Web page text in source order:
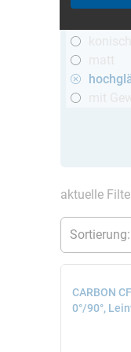
aktuelle
CARBON
0°/90°,